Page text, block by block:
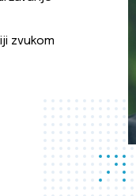
zvukom